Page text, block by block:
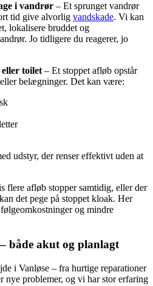
i vandrør – Et sprunget vandrør
tid give alvorlig vandskade. Vi kan
lokalisere bruddet og
Jo tidligere du reagerer, jo
toilet– Et stoppet afløb opstår
belægninger. Det kan være:
udstyr, der renser effektivt uden at
flere afløb stopper samtidig, eller der
det pege på stoppet kloak. Her
og mindre
både akut og planlagt
i Vanløse – fra hurtige reparationer
nye problemer, og vi har stor erfaring